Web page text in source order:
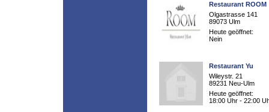
Restaurant ROOM
Olgastrasse 141
89073 Ulm
Heute geöffnet:
Nein
Restaurant Yu
Wileystr. 21
89231 Neu-Ulm
Heute geöffnet:
18:00 Uhr - 22:00